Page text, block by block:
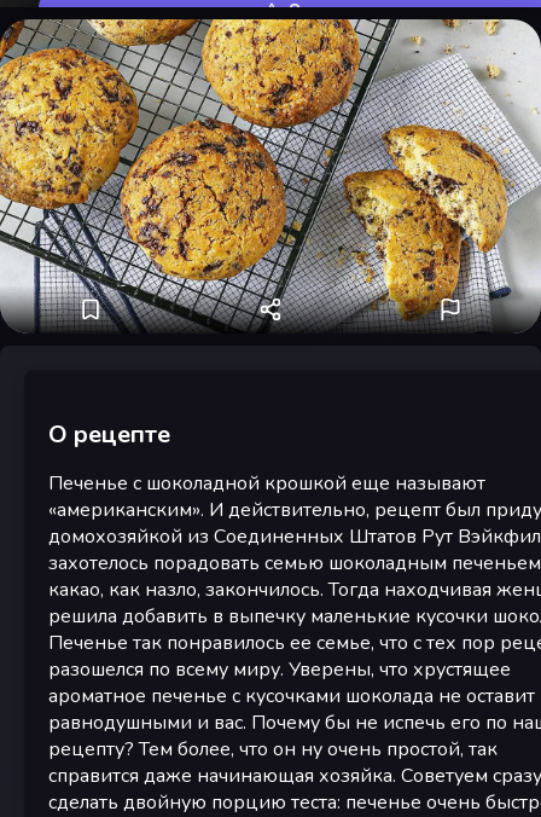
Оценить
О рецепте
Печенье с шоколадной крошкой еще называют
«американским». И действительно, рецепт был
домохозяйкой из Соединенных Штатов Рут
захотелось порадовать семью шоколадным
какао, как назло, закончилось. Тогда находчивая
решила добавить в выпечку маленькие кусочки
Печенье так понравилось ее семье, что с тех пор
разошелся по всему миру. Уверены, что хрустящее
ароматное печенье с кусочками шоколада не оставит
равнодушными и вас. Почему бы не испечь его по
рецепту? Тем более, что он ну очень простой, так
справится даже начинающая хозяйка. Советуем сразу
сделать двойную порцию теста: печенье очень